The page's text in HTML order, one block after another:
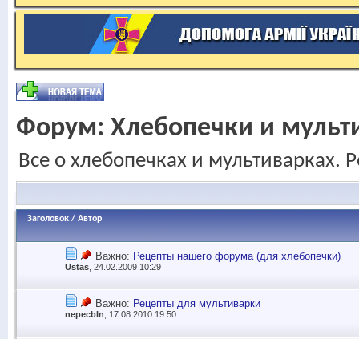
Форум: Хлебопечки и
Все о хлебопечках и мультиварках.
Заголовок / Автор
Важно: Рецепты нашего форума (для хлебопечки)
Ustas , 24.02.2009 10:29
Важно: Рецепты для мультиварки
nepecbIn, 17.08.2010 19:50